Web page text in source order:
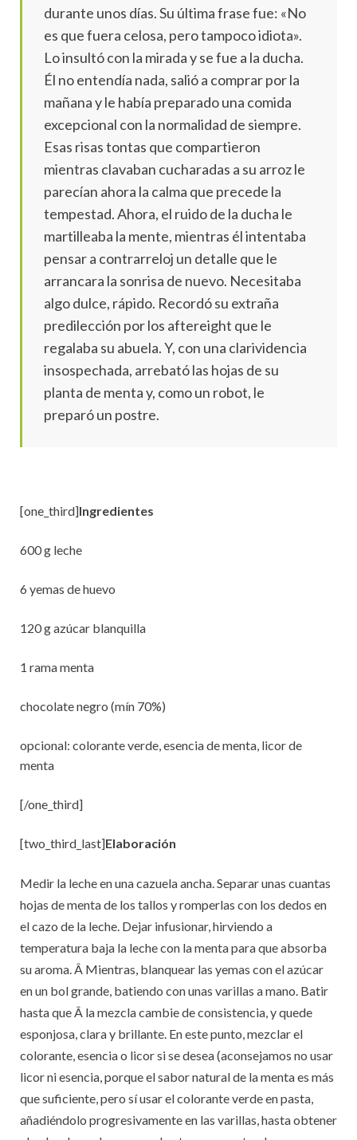
durante unos días. Su última frase fue: «No
es que fuera celosa, pero tampoco idiota».
Lo insultó con la mirada y se fue a la ducha.
Él no entendía nada, salió a comprar por la
mañana y le había preparado una comida
excepcional con la normalidad de siempre.
Esas risas tontas que compartieron
mientras clavaban cucharadas a su arroz le
parecían ahora la calma que precede la
tempestad. Ahora, el ruido de la ducha le
martilleaba la mente, mientras él intentaba
pensar a contrarreloj un detalle que le
arrancara la sonrisa de nuevo. Necesitaba
algo dulce, rápido. Recordó su extraña
predilección por los aftereight que le
regalaba su abuela. Y, con una clarividencia
insospechada, arrebató las hojas de su
planta de menta y, como un robot, le
preparó un postre.
[one_third]Ingredientes
600 g leche
6 yemas de huevo
120 g azúcar blanquilla
1 rama menta
chocolate negro (mín 70%)
opcional: colorante verde, esencia de menta, licor de
menta
[/one_third]
[two_third_last]Elaboración
Medir la leche en una cazuela ancha. Separar unas cuantas
hojas de menta de los tallos y romperlas con los dedos en
el cazo de la leche. Dejar infusionar, hirviendo a
temperatura baja la leche con la menta para que absorba
su aroma. Â Mientras, blanquear las yemas con el azúcar
en un bol grande, batiendo con unas varillas a mano. Batir
hasta que Â la mezcla cambie de consistencia, y quede
esponjosa, clara y brillante. En este punto, mezclar el
colorante, esencia o licor si se desea (aconsejamos no usar
licor ni esencia, porque el sabor natural de la menta es más
que suficiente, pero sí usar el colorante verde en pasta,
añadiéndolo progresivamente en las varillas, hasta obtener